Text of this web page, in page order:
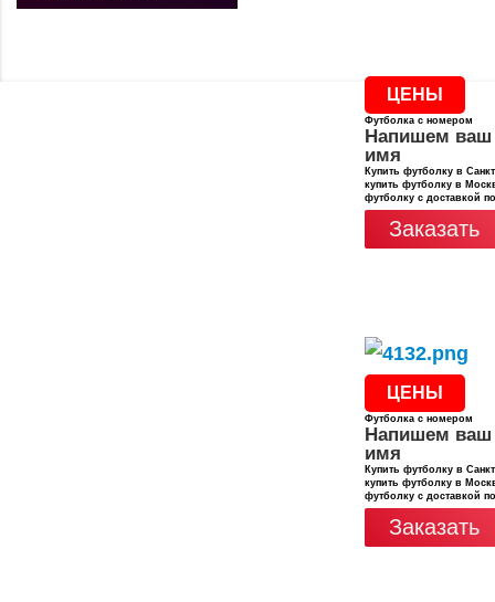
ЦЕНЫ
Футболка с номером
Напишем ваш
имя
Купить футболку в
купить футболку в
футболку с доставкой
Заказать
ЦЕНЫ
Футболка с номером
Напишем ваш
имя
Купить футболку в
купить футболку в
футболку с доставкой
Заказать